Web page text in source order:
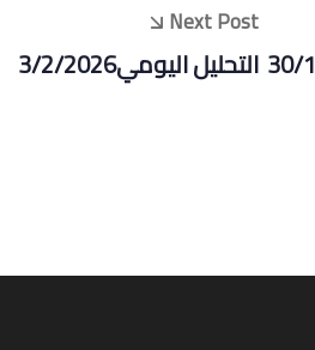
Next Post
التحليل اليومي3/2/2026